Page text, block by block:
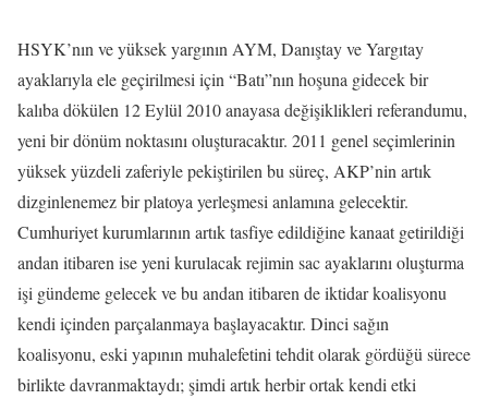
HSYK’nın ve yüksek yargının AYM, Danıştay ve Yargıtay
ayaklarıyla ele geçirilmesi için “Batı”nın hoşuna gidecek bir
kalıba dökülen 12 Eylül 2010 anayasa değişiklikleri referandumu,
yeni bir dönüm noktasını oluşturacaktır. 2011 genel seçimlerinin
yüksek yüzdeli zaferiyle pekiştirilen bu süreç, AKP’nin artık
dizginlenemez bir platoya yerleşmesi anlamına gelecektir.
Cumhuriyet kurumlarının artık tasfiye edildiğine kanaat getirildiği
andan itibaren ise yeni kurulacak rejimin sac ayaklarını oluşturma
işi gündeme gelecek ve bu andan itibaren de iktidar koalisyonu
kendi içinden parçalanmaya başlayacaktır. Dinci sağın
koalisyonu, eski yapının muhalefetini tehdit olarak gördüğü sürece
birlikte davranmaktaydı; şimdi artık herbir ortak kendi etki